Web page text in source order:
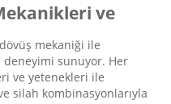
ve
mekaniği ile
deneyimi sunuyor. Her
ve yetenekleri ile
silah kombinasyonlarıyla